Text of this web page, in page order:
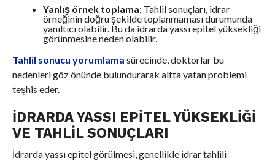
Yanlış örnek toplama: Tahlil sonuçları, idrar
örneğinin doğru şekilde toplanmaması durumunda
yanıltıcı olabilir. Bu da idrarda yassı epitel yüksekliği
görünmesine neden olabilir.
Tahlil sonucu yorumlama sürecinde, doktorlar bu
nedenleri göz önünde bulundurarak altta yatan problemi
teşhis eder.
İDRARDA YASSI EPITEL YÜKSEKLIĞI
VE TAHLIL SONUÇLARI
İdrarda yassı epitel görülmesi, genellikle idrar tahlili